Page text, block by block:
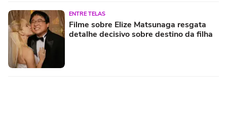
ENTRE TELAS
Filme sobre Elize Matsunaga resgata
detalhe decisivo sobre destino da filha